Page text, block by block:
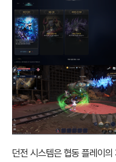
던전 시스템은 협동 플레이